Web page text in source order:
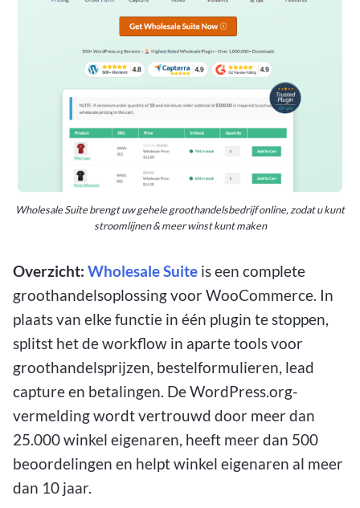
Wholesale Suite brengt uw gehele groothandelsbedrijf online, zodat u kunt
stroomlijnen & meer winst kunt maken
Overzicht: Wholesale Suite is een complete
groothandelsoplossing voor WooCommerce. In
plaats van elke functie in één plugin te stoppen,
splitst het de workflow in aparte tools voor
groothandelsprijzen, bestelformulieren, lead
capture en betalingen. De WordPress.org-
vermelding wordt vertrouwd door meer dan
25.000 winkel eigenaren, heeft meer dan 500
beoordelingen en helpt winkel eigenaren al meer
dan 10 jaar.